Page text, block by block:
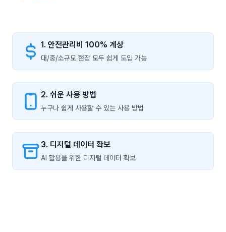
1. 안전관리비 100% 계상
대/중/소규모 현장 모두 쉽게 도입 가능
2. 쉬운 사용 방법
누구나 쉽게 사용할 수 있는 사용 방법
3. 디지털 데이터 확보
AI 활용을 위한 디지털 데이터 확보